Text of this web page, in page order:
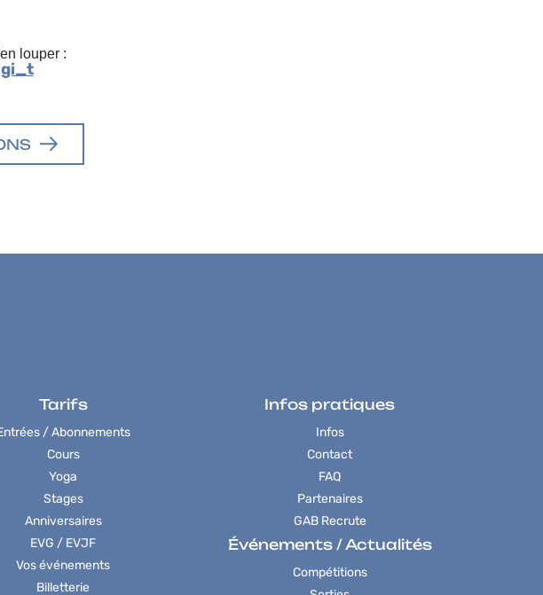
louper :
Tarifs
/ Abonnements
Cours
Yoga
Stages
Anniversaires
EVG / EVJF
Vos événements
Billetterie
Infos pratiques
Infos
Contact
FAQ
Partenaires
GAB Recrute
Événements / Actualités
Compétitions